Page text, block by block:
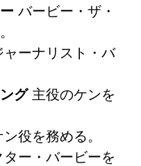
バービー・ザ・
ャーナリスト・バ
グ主役のケンを
ン役を務める。
ター・バービーを